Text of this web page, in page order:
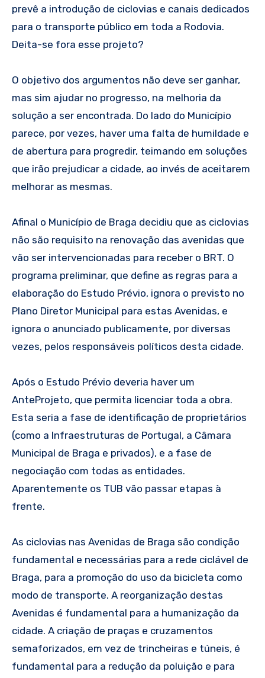
prevê a introdução de ciclovias e canais dedicados
para o transporte público em toda a Rodovia.
Deita-se fora esse projeto?
O objetivo dos argumentos não deve ser ganhar,
mas sim ajudar no progresso, na melhoria da
solução a ser encontrada. Do lado do Município
parece, por vezes, haver uma falta de humildade e
de abertura para progredir, teimando em soluções
que irão prejudicar a cidade, ao invés de aceitarem
melhorar as mesmas.
Afinal o Município de Braga decidiu que as ciclovias
não são requisito na renovação das avenidas que
vão ser intervencionadas para receber o BRT. O
programa preliminar, que define as regras para a
elaboração do Estudo Prévio, ignora o previsto no
Plano Diretor Municipal para estas Avenidas, e
ignora o anunciado publicamente, por diversas
vezes, pelos responsáveis políticos desta cidade.
Após o Estudo Prévio deveria haver um
AnteProjeto, que permita licenciar toda a obra.
Esta seria a fase de identificação de proprietários
(como a Infraestruturas de Portugal, a Câmara
Municipal de Braga e privados), e a fase de
negociação com todas as entidades.
Aparentemente os TUB vão passar etapas à
frente.
As ciclovias nas Avenidas de Braga são condição
fundamental e necessárias para a rede ciclável de
Braga, para a promoção do uso da bicicleta como
modo de transporte. A reorganização destas
Avenidas é fundamental para a humanização da
cidade. A criação de praças e cruzamentos
semaforizados, em vez de trincheiras e túneis, é
fundamental para a redução da poluição e para